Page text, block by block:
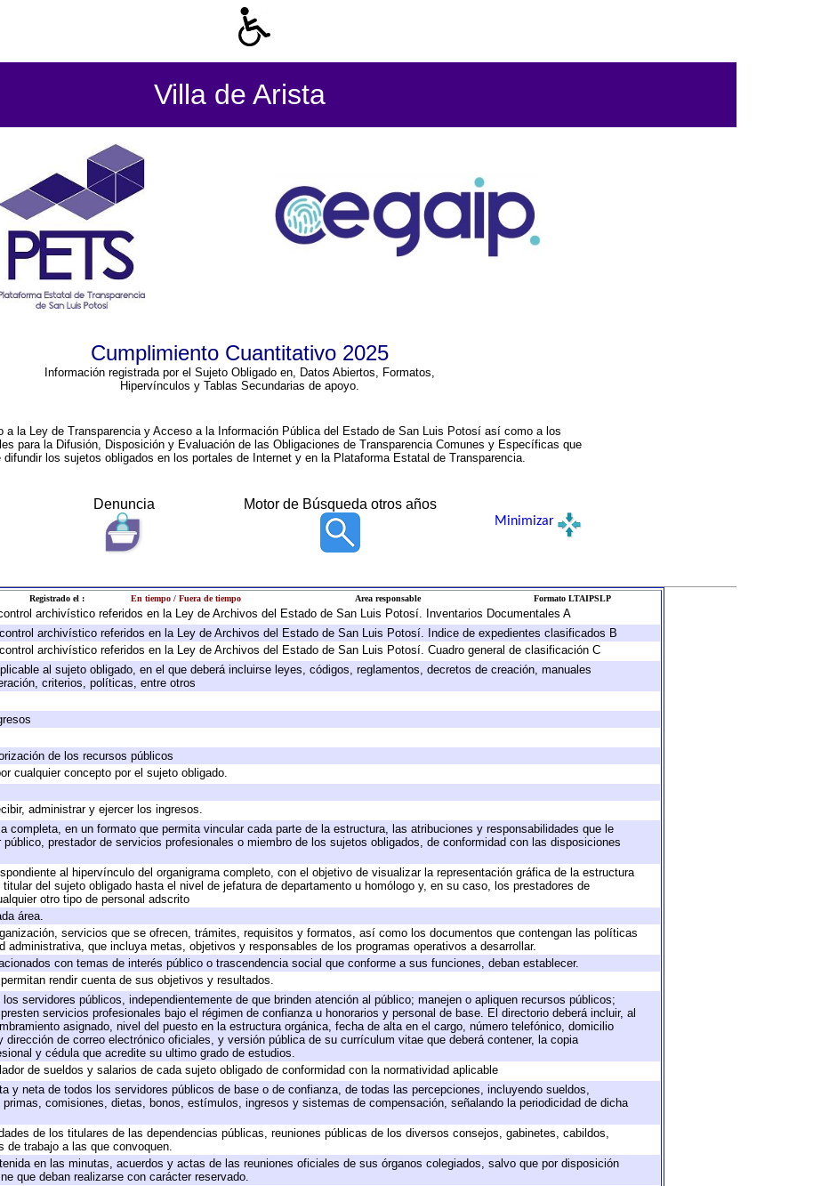
Villa de Arista
Cumplimiento Cuantitativo 2025
Información registrada por el Sujeto Obligado en, Datos Abiertos, Formatos,
Hipervínculos y Tablas Secundarias de apoyo.
a la Ley de Transparencia y Acceso a la Información Pública del Estado de San Luis Potosí así como a los
para la Difusión, Disposición y Evaluación de las Obligaciones de Transparencia Comunes y Específicas que
difundir los sujetos obligados en los portales de Internet y en la Plataforma Estatal de Transparencia.
Denuncia Motor de Búsqueda otros años
Minimizar
Registrado el : En tiempo / Fuera de tiempo Area responsable Formato LTAIPSLP
archivístico referidos en la Ley de Archivos del Estado de San Luis Potosí. Inventarios Documentales A
archivístico referidos en la Ley de Archivos del Estado de San Luis Potosí. Indice de expedientes clasificados B
archivístico referidos en la Ley de Archivos del Estado de San Luis Potosí. Cuadro general de clasificación C
al sujeto obligado, en el que deberá incluirse leyes, códigos, reglamentos, decretos de creación, manuales
criterios, políticas, entre otros
de los recursos públicos
cualquier concepto por el sujeto obligado.
administrar y ejercer los ingresos.
completa, en un formato que permita vincular cada parte de la estructura, las atribuciones y responsabilidades que le
público, prestador de servicios profesionales o miembro de los sujetos obligados, de conformidad con las disposiciones
al hipervínculo del organigrama completo, con el objetivo de visualizar la representación gráfica de la estructura
del sujeto obligado hasta el nivel de jefatura de departamento u homólogo y, en su caso, los prestadores de
otro tipo de personal adscrito
área.
servicios que se ofrecen, trámites, requisitos y formatos, así como los documentos que contengan las políticas
administrativa, que incluya metas, objetivos y responsables de los programas operativos a desarrollar.
con temas de interés público o trascendencia social que conforme a sus funciones, deban establecer.
rendir cuenta de sus objetivos y resultados.
servidores públicos, independientemente de que brinden atención al público; manejen o apliquen recursos públicos;
servicios profesionales bajo el régimen de confianza u honorarios y personal de base. El directorio deberá incluir, al
asignado, nivel del puesto en la estructura orgánica, fecha de alta en el cargo, número telefónico, domicilio
dirección de correo electrónico oficiales, y versión pública de su currículum vitae que deberá contener, la copia
y cédula que acredite su ultimo grado de estudios.
de sueldos y salarios de cada sujeto obligado de conformidad con la normatividad aplicable
y neta de todos los servidores públicos de base o de confianza, de todas las percepciones, incluyendo sueldos,
comisiones, dietas, bonos, estímulos, ingresos y sistemas de compensación, señalando la periodicidad de dicha
de los titulares de las dependencias públicas, reuniones públicas de los diversos consejos, gabinetes, cabildos,
de trabajo a las que convoquen.
en las minutas, acuerdos y actas de las reuniones oficiales de sus órganos colegiados, salvo que por disposición
que deban realizarse con carácter reservado.